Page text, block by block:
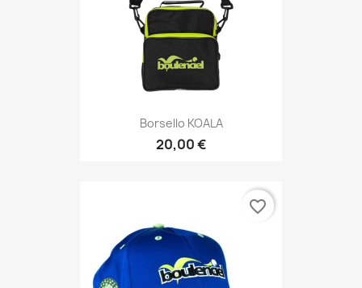
Borsello KOALA
20,00 €
favorite_border